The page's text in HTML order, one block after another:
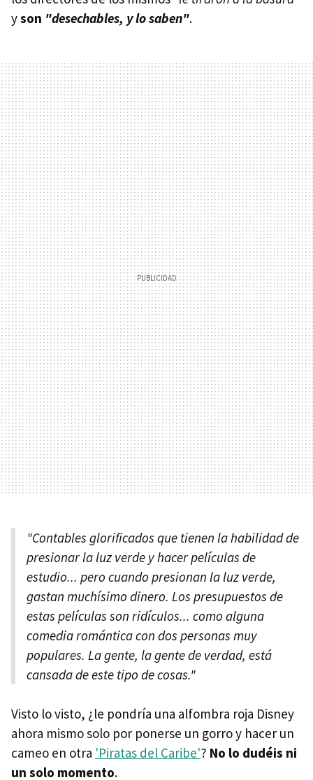
yson "desechables, y lo saben".
"Contables glorificados que tienen la habilidad de
presionar la luz verde y hacer películas de
estudio... pero cuando presionan la luz verde,
gastan muchísimo dinero. Los presupuestos de
estas películas son ridículos... como alguna
comedia romántica con dos personas muy
populares. La gente, la gente de verdad, está
cansada de este tipo de cosas."
Visto lo visto, ¿le pondría una alfombra roja Disney
ahora mismo solo por ponerse un gorro y hacer un
cameo en otra 'Piratas del Caribe'? No lo dudéis ni
un solo momento.